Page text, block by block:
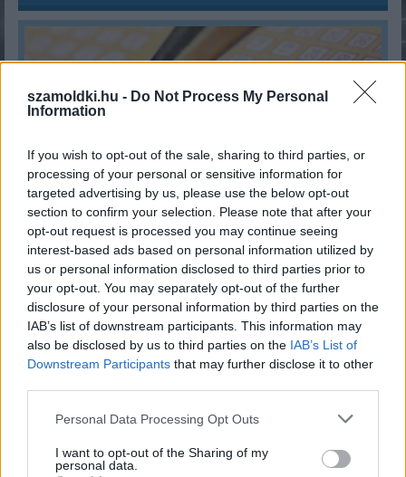
szamoldki.hu - Do Not Process My Personal
Information
If you wish to opt-out of the sale, sharing to third parties, or
processing of your personal or sensitive information for
targeted advertising by us, please use the below opt-out
section to confirm your selection. Please note that after your
opt-out request is processed you may continue seeing
interest-based ads based on personal information utilized by
us or personal information disclosed to third parties prior to
your opt-out. You may separately opt-out of the further
disclosure of your personal information by third parties on the
IAB’s list of downstream participants. This information may
also be disclosed by us to third parties on the IAB’s List of
Downstream Participants that may further disclose it to other
Please note that this website/app uses one or more Google
not limited to your visit or usage behaviour. You may click to
grant or deny consent to Google and its third-party tags to
Personal Data Processing Opt Outs
I want to opt-out of the Sharing of my
personal data.
Fix számokkal lottózol? Most megtudhatod, nyertél
volna-e valaha!
KISZÁMOLOM!